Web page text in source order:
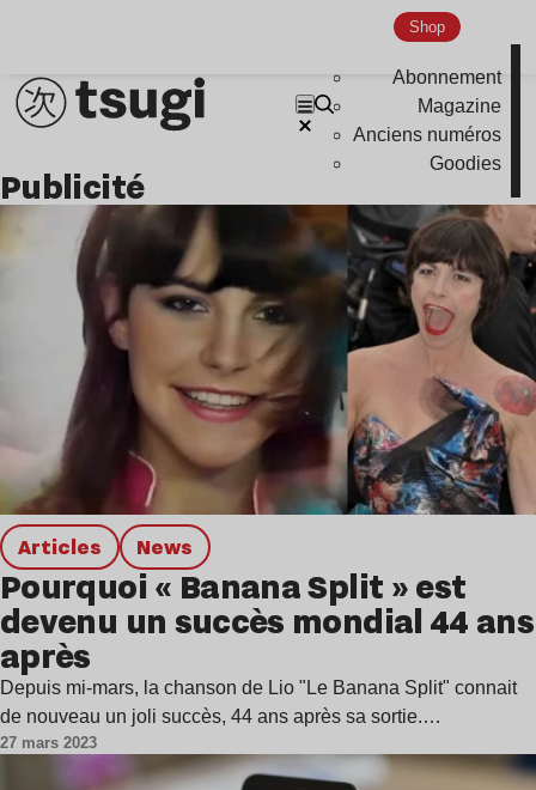
Shop
Abonnement
Magazine
Anciens numéros
Goodies
Publicité
Articles news
Pourquoi « Banana Split » est
devenu un succès mondial 44 ans
après
Depuis mi-mars, la chanson de Lio "Le Banana Split" connait
de nouveau un joli succès, 44 ans après sa sortie.…
27 mars 2023